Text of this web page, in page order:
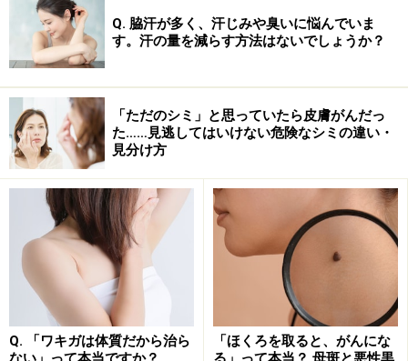
治療はまず、汗の量を減らすための「塩化アルミニウム
液」の外用から始めるのが基本です。皮膚に塗るだけと
手軽ですし、副作用も少なく、比較的安価に試せます。
この治療で効果が見られない場合、「ラピフォートワイ
ブ」ないし「エクロックゲル」という塗り薬が現在保険
適応で認められています。どちらも1日1回両方の脇の下
に薬を塗ります。おおよそ汗の量が50％以下になるの
で、有効性は高い薬です。副作用としては、頻度は低い
ものの、口の渇き、過度な眩しさなどを感じる羞明（し
ゅうめい）、排尿困難などが起きる可能性があります。
副作用が出なければ、長期間使用している方が大部分で
Q. 脇汗が多く、汗じみや臭いに悩んでいま
す。汗の量を減らす方法はないでしょうか？
「ただのシミ」と思っていたら皮膚がんだっ
た……見逃してはいけない危険なシミの違い・
見分け方
Q. 「ワキガは体質だから治ら
「ほくろを取ると、がんにな